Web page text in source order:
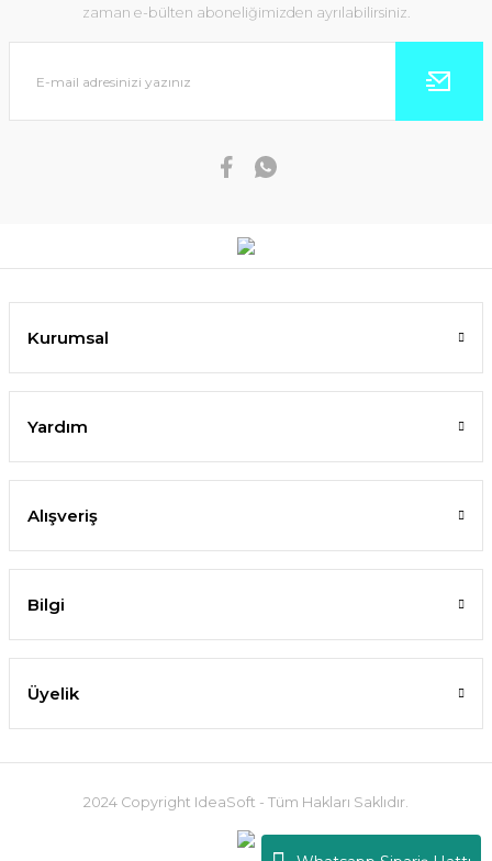
zaman e-bülten aboneliğimizden ayrılabilirsiniz.
Kurumsal
Yardım
Alışveriş
Bilgi
Üyelik
2024 Copyright IdeaSoft - Tüm Hakları Saklıdır.